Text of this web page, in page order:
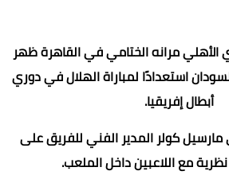
الأهلي مرانه الختامي في القاهرة ظهر
استعدادًا لمباراة الهلال في دوري
أبطال إفريقيا.
كولر المدير الفني للفريق على
مع اللاعبين داخل الملعب.